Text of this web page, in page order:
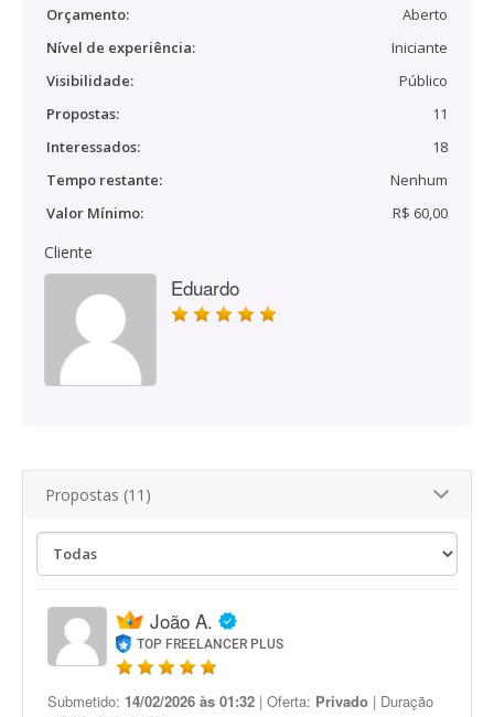
Orçamento:
Aberto
Nível de experiência:
Iniciante
Visibilidade:
Público
Propostas:
11
Interessados:
18
Tempo restante:
Nenhum
Valor Mínimo:
R$ 60,00
Cliente
Eduardo
Propostas (11)
João A.
TOP FREELANCER PLUS
Submetido: 14/02/2026 às 01:32 | Oferta: Privado | Duração